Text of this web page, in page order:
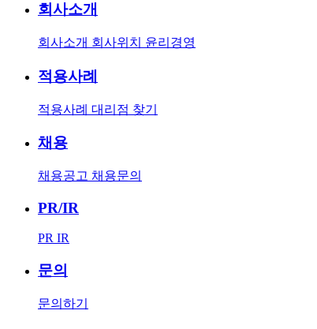
회사소개
회사소개 회사위치 윤리경영
적용사례
적용사례 대리점 찾기
채용
채용공고 채용문의
PR/IR
PR IR
문의
문의하기